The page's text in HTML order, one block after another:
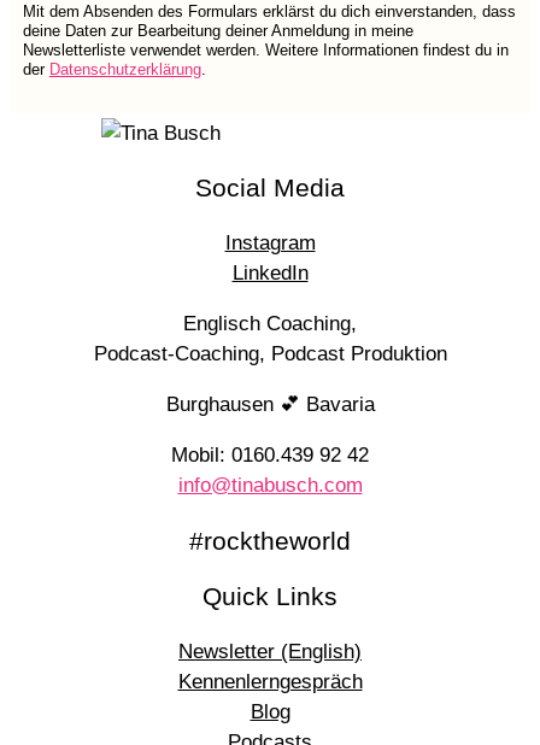
Mit dem Absenden des Formulars erklärst du dich einverstanden, dass
deine Daten zur Bearbeitung deiner Anmeldung in meine
Newsletterliste verwendet werden. Weitere Informationen findest du in
der Datenschutzerklärung.
Social Media
Instagram
LinkedIn
Englisch Coaching,
Podcast-Coaching, Podcast Produktion
Burghausen 💕 Bavaria
Mobil: 0160.439 92 42
info@tinabusch.com
#rocktheworld
Quick Links
Newsletter (English)
Kennenlerngespräch
Blog